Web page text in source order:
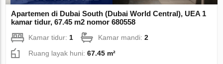
Apartemen di Dubai South (Dubai World Central), UEA 1
kamar tidur, 67.45 m2 nomor 680558
Kamar tidur: 1 Kamar mandi:2
Ruang layak huni:67.45 m²